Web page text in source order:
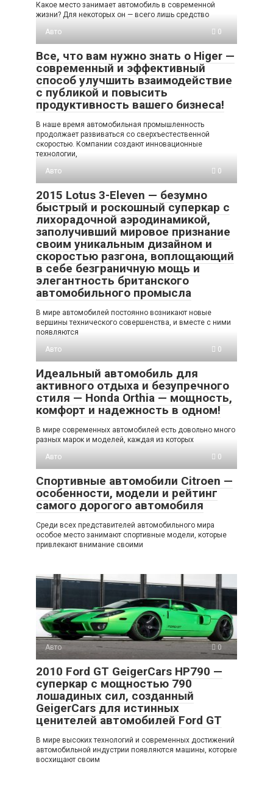
Какое место занимает автомобиль в современной
жизни? Для некоторых он — всего лишь средство
Авто
0
Все, что вам нужно знать о Higer —
современный и эффективный
способ улучшить взаимодействие
с публикой и повысить
продуктивность вашего бизнеса!
В наше время автомобильная промышленность
продолжает развиваться со сверхъестественной
скоростью. Компании создают инновационные
технологии,
Авто
0
2015 Lotus 3-Eleven — безумно
быстрый и роскошный суперкар с
лихорадочной аэродинамикой,
заполучивший мировое признание
своим уникальным дизайном и
скоростью разгона, воплощающий
в себе безграничную мощь и
элегантность британского
автомобильного промысла
В мире автомобилей постоянно возникают новые
вершины технического совершенства, и вместе с ними
появляются
Авто
0
Идеальный автомобиль для
активного отдыха и безупречного
стиля — Honda Orthia — мощность,
комфорт и надежность в одном!
В мире современных автомобилей есть довольно много
разных марок и моделей, каждая из которых
Авто
0
Спортивные автомобили Citroen —
особенности, модели и рейтинг
самого дорогого автомобиля
Среди всех представителей автомобильного мира
особое место занимают спортивные модели, которые
привлекают внимание своими
Авто 0
2010 Ford GT GeigerCars HP790 —
суперкар с мощностью 790
лошадиных сил, созданный
GeigerCars для истинных
ценителей автомобилей Ford GT
В мире высоких технологий и современных достижений
автомобильной индустрии появляются машины, которые
восхищают своим